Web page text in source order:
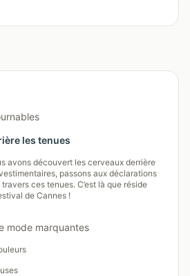
les tenues
avons découvert les cerveaux derrière
passons aux déclarations
ces tenues. C’est là que réside
de Cannes !
mode marquantes